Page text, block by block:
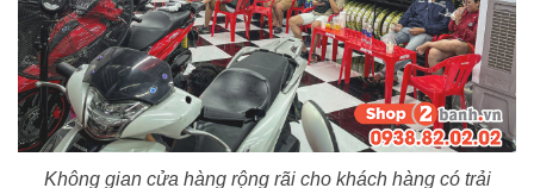
Không gian cửa hàng rộng rãi cho khách hàng có trải